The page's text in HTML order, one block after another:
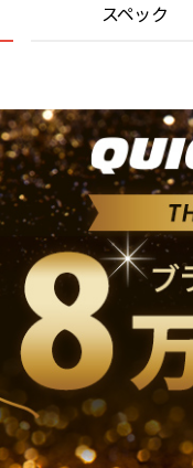
スペック